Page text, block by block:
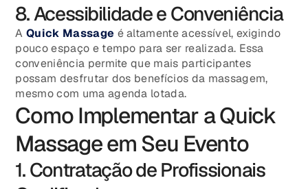
8. Acessibilidade e Conveniência
AQuick Massage é altamente acessível, exigindo
pouco espaço e tempo para ser realizada. Essa
conveniência permite que mais participantes
possam desfrutar dos benefícios da massagem,
mesmo com uma agenda lotada.
Como Implementar a Quick
Massage em Seu Evento
1. Contratação de Profissionais